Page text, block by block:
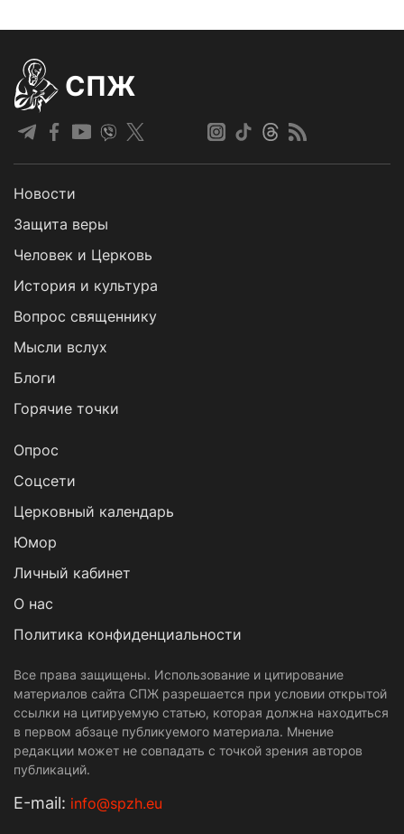
СПЖ
Новости
Защита веры
Человек и Церковь
История и культура
Вопрос священнику
Мысли вслух
Блоги
Горячие точки
Опрос
Cоцсети
Церковный календарь
Юмор
Личный кабинет
О нас
Политика конфиденциальности
Все права защищены. Использование и цитирование
материалов сайта СПЖ разрешается при условии открытой
ссылки на цитируемую статью, которая должна находиться
в первом абзаце публикуемого материала. Мнение
редакции может не совпадать с точкой зрения авторов
публикаций.
Е-mail: info@spzh.eu